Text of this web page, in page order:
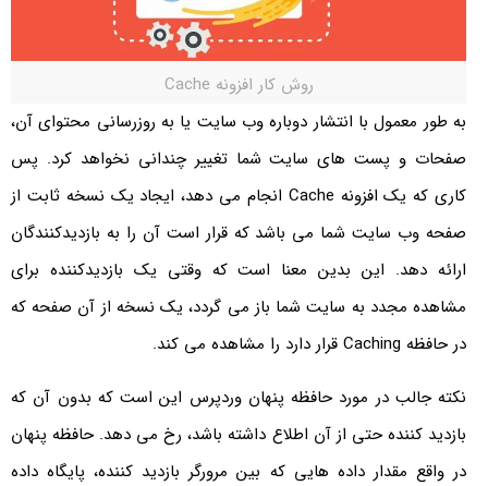
روش کار افزونه Cache
به طور معمول با انتشار دوباره وب سایت یا به روزرسانی محتوای آن،
صفحات و پست های سایت شما تغییر چندانی نخواهد کرد. پس
کاری که یک افزونه Cache انجام می دهد، ایجاد یک نسخه ثابت از
صفحه وب سایت شما می باشد که قرار است آن را به بازدیدکنندگان
ارائه دهد. این بدین معنا است که وقتی یک بازدیدکننده برای
مشاهده مجدد به سایت شما باز می گردد، یک نسخه از آن صفحه که
در حافظه Caching قرار دارد را مشاهده می کند.
نکته جالب در مورد حافظه پنهان وردپرس این است که بدون آن که
بازدید کننده حتی از آن اطلاع داشته باشد، رخ می دهد. حافظه پنهان
در واقع مقدار داده هایی که بین مرورگر بازدید کننده، پایگاه داده